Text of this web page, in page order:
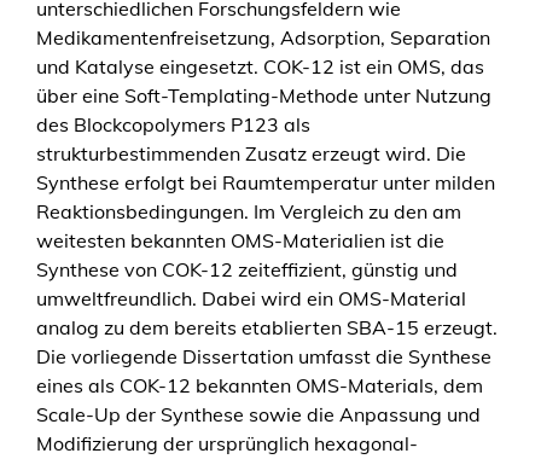
o
r
o
u
s
s
i
l
i
c
a
C
O
K
-
1
unterschiedlichen Forschungsfeldern wie
Medikamentenfreisetzung, Adsorption, Separation
und Katalyse eingesetzt. COK-12 ist ein OMS, das
über eine Soft-Templating-Methode unter Nutzung
des Blockcopolymers P123 als
strukturbestimmenden Zusatz erzeugt wird. Die
Synthese erfolgt bei Raumtemperatur unter milden
Reaktionsbedingungen. Im Vergleich zu den am
weitesten bekannten OMS-Materialien ist die
Synthese von COK-12 zeiteffizient, günstig und
umweltfreundlich. Dabei wird ein OMS-Material
analog zu dem bereits etablierten SBA-15 erzeugt.
Die vorliegende Dissertation umfasst die Synthese
eines als COK-12 bekannten OMS-Materials, dem
Scale-Up der Synthese sowie die Anpassung und
Modifizierung der ursprünglich hexagonal-